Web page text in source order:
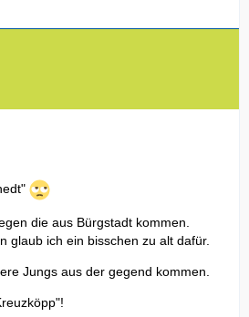
die aus Bürgstadt kommen.
glaub ich ein bisschen zu alt dafür.
Jungs aus der gegend kommen.